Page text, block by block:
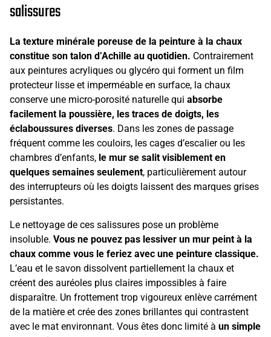
salissures
La texture minérale poreuse de la peinture à la chaux
constitue son talon d’Achille au quotidien. Contrairement
aux peintures acryliques ou glycéro qui forment un film
protecteur lisse et imperméable en surface, la chaux
conserve une micro-porosité naturelle qui absorbe
facilement la poussière, les traces de doigts, les
éclaboussures diverses. Dans les zones de passage
fréquent comme les couloirs, les cages d’escalier ou les
chambres d’enfants, le mur se salit visiblement en
quelques semaines seulement, particulièrement autour
des interrupteurs où les doigts laissent des marques grises
persistantes.
Le nettoyage de ces salissures pose un problème
insoluble. Vous ne pouvez pas lessiver un mur peint à la
chaux comme vous le feriez avec une peinture classique.
L’eau et le savon dissolvent partiellement la chaux et
créent des auréoles plus claires impossibles à faire
disparaître. Un frottement trop vigoureux enlève carrément
de la matière et crée des zones brillantes qui contrastent
avec le mat environnant. Vous êtes donc limité à un simple